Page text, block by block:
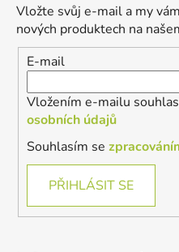
Vložte svůj e-mail a my
nových produktech na
E-mail
Vložením e-mailu
osobních údajů
Souhlasím se
PŘIHLÁSIT SE